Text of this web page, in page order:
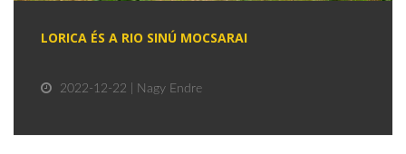
LORICA ÉS A RIO SINÚ MOCSARAI
2022-12-22 | Nagy Endre